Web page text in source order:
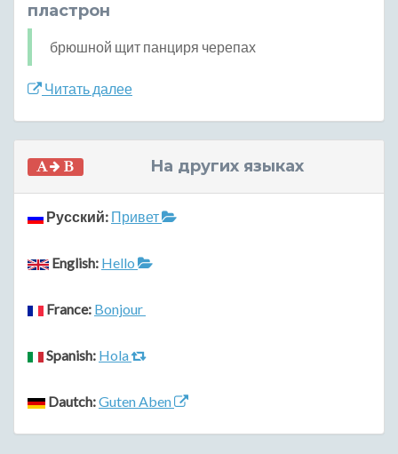
пластрон
брюшной щит панциря черепах
Читать далее
На других языках
Русский: Привет
English: Hello
France: Bonjour
Spanish: Hola
Dautch:Guten Aben